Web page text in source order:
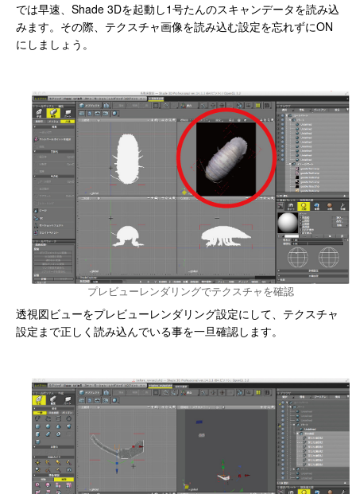
では早速、Shade 3Dを起動し1号たんのスキャンデータを読み込
みます。その際、テクスチャ画像を読み込む設定を忘れずにON
にしましょう。
プレビューレンダリングでテクスチャを確認
透視図ビューをプレビューレンダリング設定にして、テクスチャ
設定まで正しく読み込んでいる事を一旦確認します。